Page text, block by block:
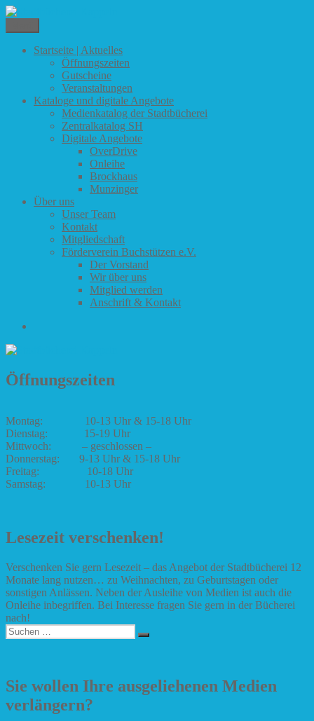
Zum
springen
Stadtbücherei Kappeln
Startseite | Aktuelles
Öffnungszeiten
Gutscheine
Veranstaltungen
Kataloge und digitale Angebote
Medienkatalog der Stadtbücherei
Zentralkatalog SH
Digitale Angebote
OverDrive
Onleihe
Brockhaus
Munzinger
Über uns
Unser Team
Kontakt
Mitgliedschaft
Förderverein Buchstützen e.V.
Der Vorstand
Wir über uns
Mitglied werden
Anschrift & Kontakt
Öffnungszeiten
Montag: 10-13 Uhr & 15-18 Uhr
Dienstag: 15-19 Uhr
Mittwoch: – geschlossen –
Donnerstag: 9-13 Uhr & 15-18 Uhr
Freitag: 10-18 Uhr
Samstag: 10-13 Uhr
Lesezeit verschenken!
Verschenken Sie gern Lesezeit – das Angebot der Stadtbücherei 12
Monate lang nutzen… zu Weihnachten, zu Geburtstagen oder
sonstigen Anlässen. Neben der Ausleihe von Medien ist auch die
Onleihe inbegriffen. Bei Interesse fragen Sie gern in der Bücherei
nach!
Suchen
nach:
Suchen
Sie wollen Ihre ausgeliehenen Medien
verlängern?